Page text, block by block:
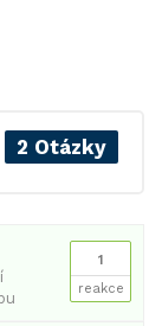
2 Otázky
1
reakce